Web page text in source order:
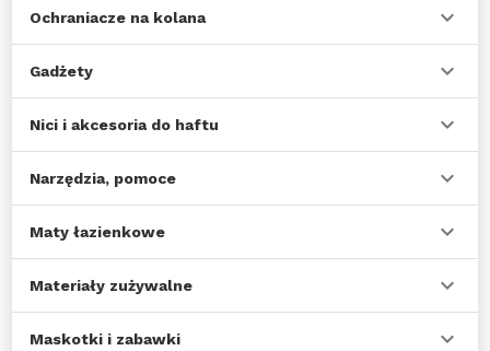
Sport & activity
Ochraniacze na kolana
Gadżety
Nici i akcesoria do haftu
Narzędzia, pomoce
Maty łazienkowe
Materiały zużywalne
Maskotki i zabawki